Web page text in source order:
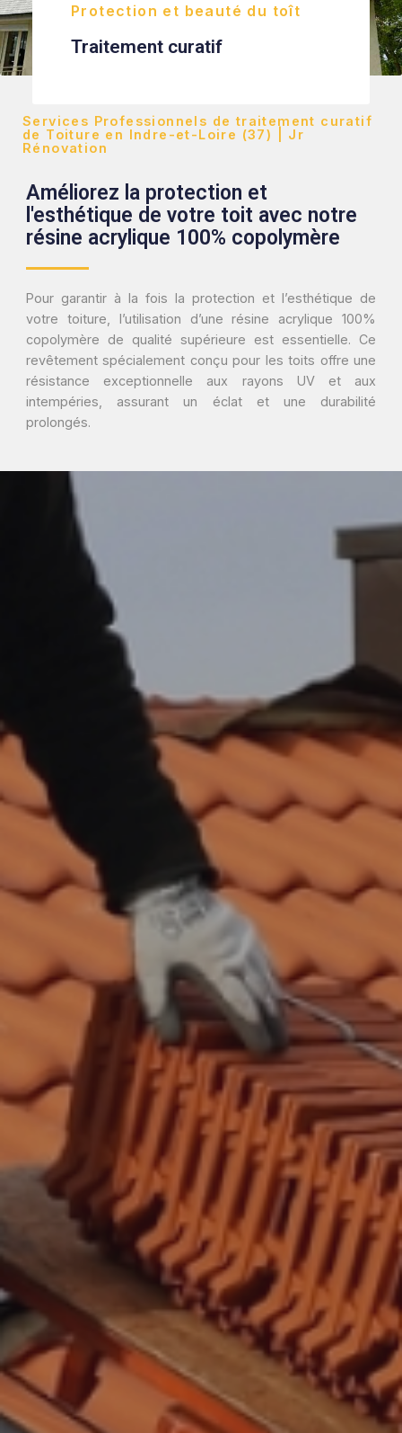
Protection et beauté du toît
Traitement curatif
Services Professionnels de traitement curatif
de Toiture en Indre-et-Loire (37) | Jr
Rénovation
Améliorez la protection et
l'esthétique de votre toit avec notre
résine acrylique 100% copolymère
Pour garantir à la fois la protection et l’esthétique de
votre toiture, l’utilisation d’une résine acrylique 100%
copolymère de qualité supérieure est essentielle. Ce
revêtement spécialement conçu pour les toits offre une
résistance exceptionnelle aux rayons UV et aux
intempéries, assurant un éclat et une durabilité
prolongés.